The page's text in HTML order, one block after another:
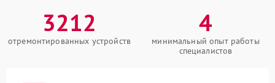
3212
отремонтированных устройств
4
минимальный опыт работы
специалистов